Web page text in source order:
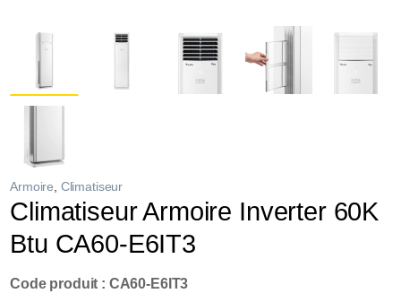
Armoire Climatiseur
Climatiseur Armoire Inverter 60K
Btu CA60-E6IT3
Code produit : CA60-E6IT3